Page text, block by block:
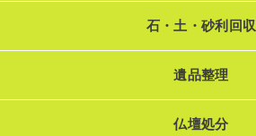
石・土・砂利回収
遺品整理
仏壇処分